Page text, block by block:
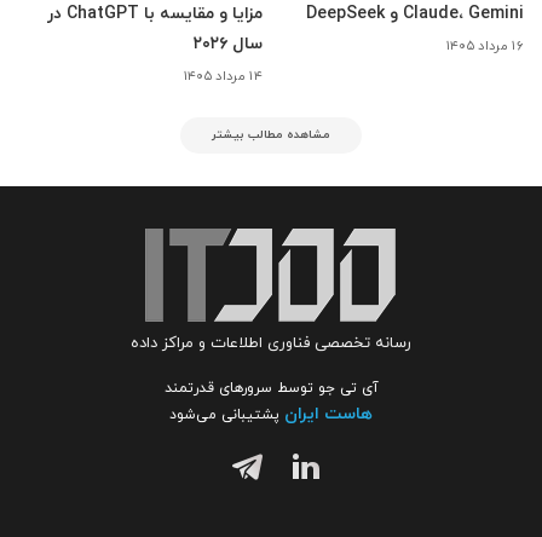
Claude، Gemini و DeepSeek
۱۶ مرداد ۱۴۰۵
مزایا و مقایسه با ChatGPT در
سال ۲۰۲۶
۱۴ مرداد ۱۴۰۵
مشاهده مطالب بیشتر
رسانه تخصصی فناوری اطلاعات و مراکز داده
آی تی جو توسط سرورهای قدرتمند
هاست ایران پشتیبانی می‌شود